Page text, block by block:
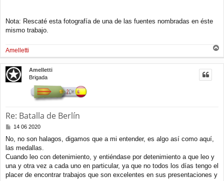
Nota: Rescaté esta fotografía de una de las fuentes nombradas en éste
mismo trabajo.
Amelletti
r
r
Amelletti
Brigada
Re: Batalla de Berlín
M
n
s
a
j
14 06 2020
No, no son halagos, digamos que a mi entender, es algo así como aquí,
las medallas.
Cuando leo con detenimiento, y entiéndase por detenimiento a que leo y
una y otra vez a cada uno en particular, ya que no todos los días tengo el
placer de encontrar trabajos que son excelentes en sus presentaciones y